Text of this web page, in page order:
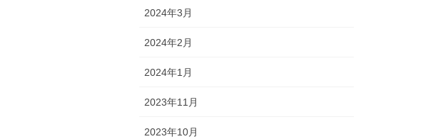
2024年3月
2024年2月
2024年1月
2023年11月
2023年10月